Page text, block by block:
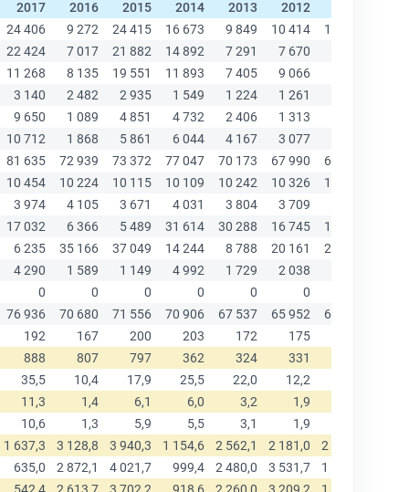
2017 2016 2015 2014 2013 2012